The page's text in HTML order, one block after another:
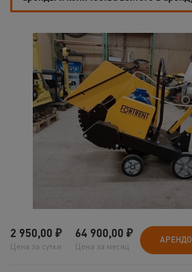
2 950,00 ₽
Цена за сутки
64 900,00 ₽
Цена за месяц